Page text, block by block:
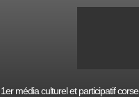
1er média culturel et participatif corse